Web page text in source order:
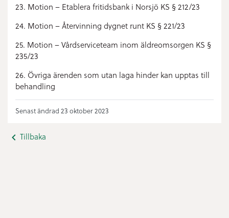
23. Motion – Etablera fritidsbank i Norsjö KS § 212/23
24. Motion – Återvinning dygnet runt KS § 221/23
25. Motion – Vårdserviceteam inom äldreomsorgen KS §
235/23
26. Övriga ärenden som utan laga hinder kan upptas till
behandling
Senast ändrad 23 oktober 2023
Tillbaka